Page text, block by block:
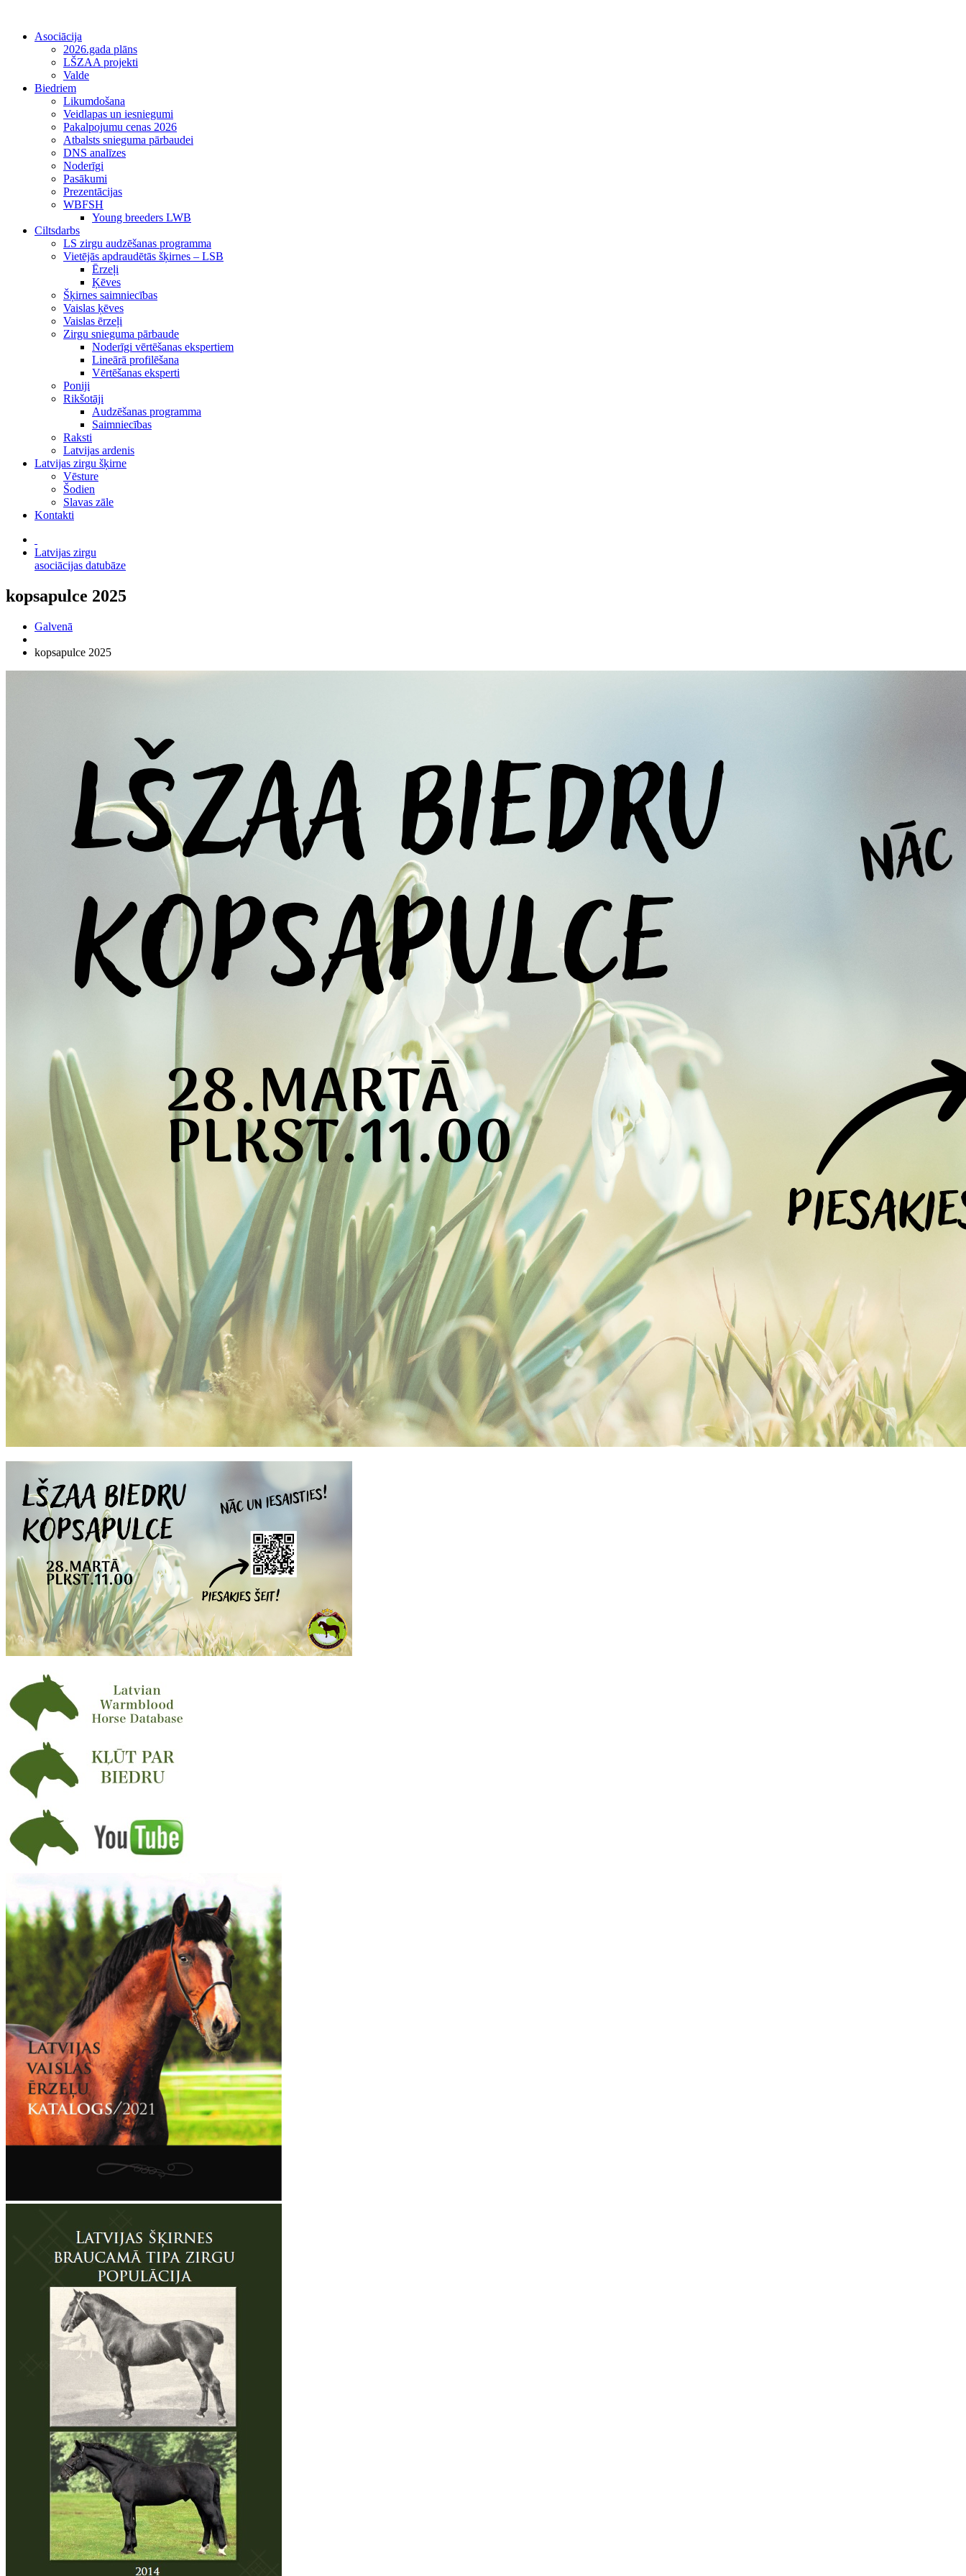
Asociācija
2026.gada plāns
LŠZAA projekti
Valde
Biedriem
Likumdošana
Veidlapas un iesniegumi
Pakalpojumu cenas 2026
Atbalsts snieguma pārbaudei
DNS analīzes
Noderīgi
Pasākumi
Prezentācijas
WBFSH
Young breeders LWB
Ciltsdarbs
LS zirgu audzēšanas programma
Vietējās apdraudētās šķirnes – LSB
Ērzeļi
Ķēves
Šķirnes saimniecības
Vaislas ķēves
Vaislas ērzeļi
Zirgu snieguma pārbaude
Noderīgi vērtēšanas ekspertiem
Lineārā profilēšana
Vērtēšanas eksperti
Poniji
Rikšotāji
Audzēšanas programma
Saimniecības
Raksti
Latvijas ardenis
Latvijas zirgu šķirne
Vēsture
Šodien
Slavas zāle
Kontakti
Latvijas zirgu
asociācijas datubāze
kopsapulce 2025
Galvenā
kopsapulce 2025